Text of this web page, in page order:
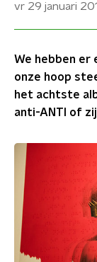
vr 29 januari
We hebben er
onze hoop
het achtste
anti-ANTI of